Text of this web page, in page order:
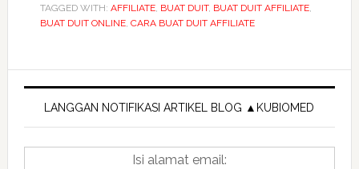
membuat
duit
blogging
TAGGED WITH: AFFILIATE, BUAT DUIT, BUAT DUIT AFFILIATE,
BUAT DUIT ONLINE, CARA BUAT DUIT AFFILIATE
Primary
Sidebar
LANGGAN NOTIFIKASI ARTIKEL BLOG ▲KUBIOMED
Isi alamat email: